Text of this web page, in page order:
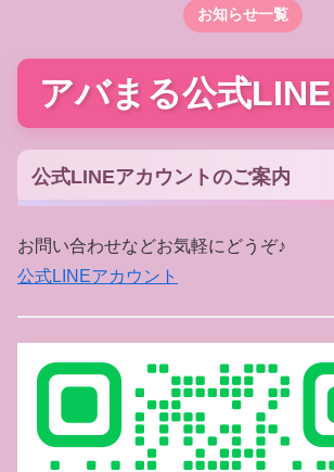
お知らせ一覧
アバまる公式LINE
公式LINEアカウントのご案内
お問い合わせなどお気軽にどうぞ♪
公式LINEアカウント